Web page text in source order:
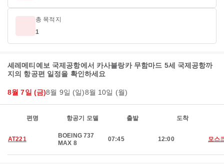
총 목적지
1
셰레메티예보 국제공항에서 카사블랑카 무함마드 5세 국제공항까
지의 항공편 일정을 확인하세요
8월 7일 (금)8월 9일 (일)8월 10일 (월)
편명 항공기 모델 출발 도착
AT221
BOEING 737
MAX 8
07:45 12:00 모스